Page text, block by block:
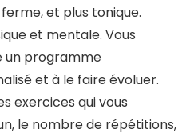
et plus tonique.
et mentale. Vous
un programme
et à le faire évoluer.
exercices qui vous
le nombre de répétitions,